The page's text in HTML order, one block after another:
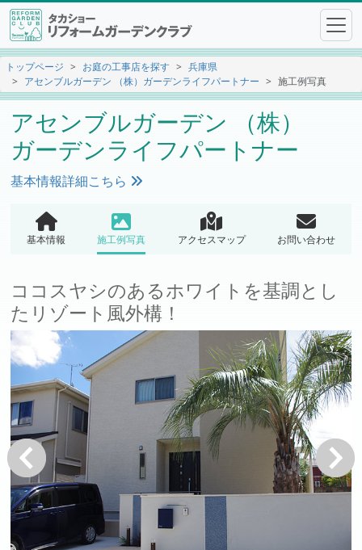
トップページ お庭の工事店を探す
兵庫県
アセンブルガーデン （株）ガーデンライフパートナー
施工例写真
アセンブルガーデン （株）
ガーデンライフパートナー
基本情報詳細こちら
基本情報 施工例写真 アクセスマップ お問い合わせ
ココスヤシのあるホワイトを基調とし
たリゾート風外構！
戻る 次へ